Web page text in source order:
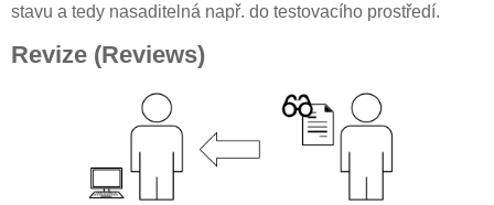
stavu a tedy nasaditelná např. do testovacího prostředí.
Revize (Reviews)